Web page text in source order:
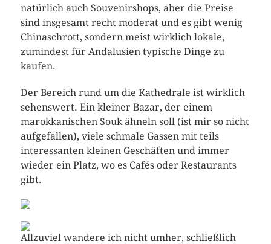
natürlich auch Souvenirshops, aber die Preise
sind insgesamt recht moderat und es gibt wenig
Chinaschrott, sondern meist wirklich lokale,
zumindest für Andalusien typische Dinge zu
kaufen.
Der Bereich rund um die Kathedrale ist wirklich
sehenswert. Ein kleiner Bazar, der einem
marokkanischen Souk ähneln soll (ist mir so nicht
aufgefallen), viele schmale Gassen mit teils
interessanten kleinen Geschäften und immer
wieder ein Platz, wo es Cafés oder Restaurants
gibt.
Allzuviel wandere ich nicht umher, schließlich